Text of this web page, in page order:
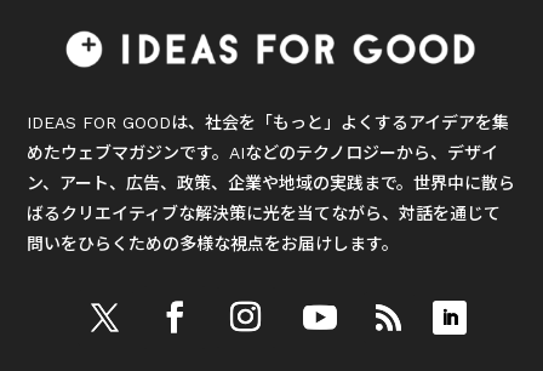
IDEAS FOR GOODは、社会を「もっと」よくするアイデアを集
めたウェブマガジンです。AIなどのテクノロジーから、デザイ
ン、アート、広告、政策、企業や地域の実践まで。世界中に散ら
ばるクリエイティブな解決策に光を当てながら、対話を通じて
問いをひらくための多様な視点をお届けします。